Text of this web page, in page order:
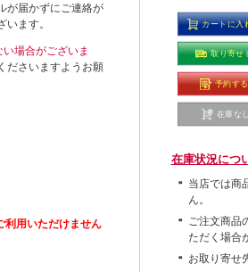
が届かずにご連絡が
ます。
場合がございま
ださいますようお願
利用いただけません
カートに入
取り寄せ
予約する
在庫なし
在庫状況につ
当店では商
ん。
ご注文商品
ただく場合
お取り寄せ